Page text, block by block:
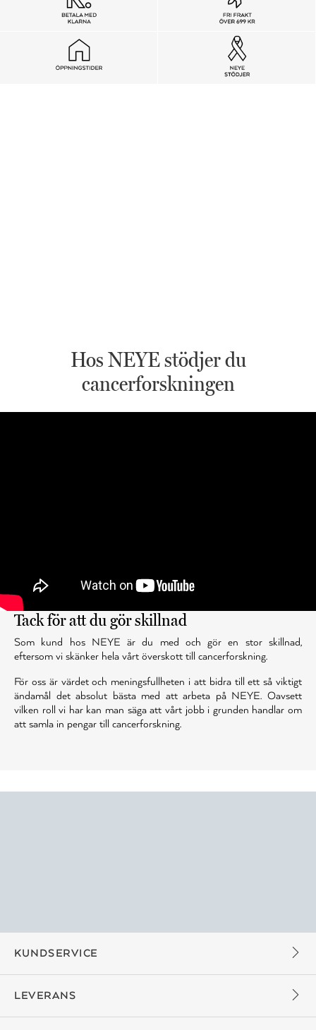
Hos NEYE stödjer du
cancerforskningen
Tack för att du gör skillnad
Som kund hos NEYE är du med och gör en stor skillnad,
eftersom vi skänker hela vårt överskott till cancerforskning.
För oss är värdet och meningsfullheten i att bidra till ett så viktigt
ändamål det absolut bästa med att arbeta på NEYE. Oavsett
vilken roll vi har kan man säga att vårt jobb i grunden handlar om
att samla in pengar till cancerforskning.
KUNDSERVICE
LEVERANS